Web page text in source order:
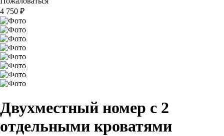
4 750 ₽
Двухместный номер с 2
отдельными кроватями